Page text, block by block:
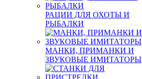
РАЦИИ ДЛЯ ОХОТЫ И
РЫБАЛКИ
МАНКИ, ПРИМАНКИ И
ЗВУКОВЫЕ ИМИТАТОРЫ